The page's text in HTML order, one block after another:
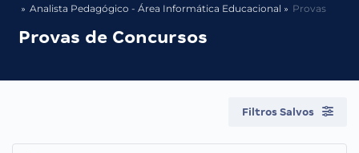
Analista Pedagógico - Área Informática Educacional
Provas
Provas de Concursos
Filtros Salvos